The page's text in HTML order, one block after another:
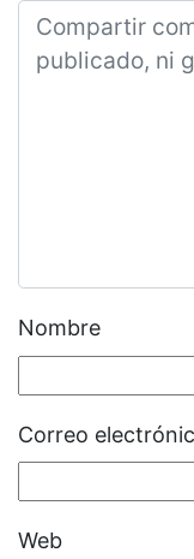
Nombre
Correo
Web